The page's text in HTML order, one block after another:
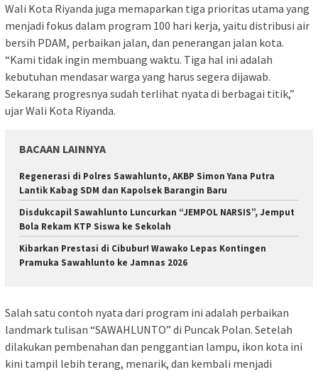
Wali Kota Riyanda juga memaparkan tiga prioritas utama yang
menjadi fokus dalam program 100 hari kerja, yaitu distribusi air
bersih PDAM, perbaikan jalan, dan penerangan jalan kota.
“Kami tidak ingin membuang waktu. Tiga hal ini adalah
kebutuhan mendasar warga yang harus segera dijawab.
Sekarang progresnya sudah terlihat nyata di berbagai titik,”
ujar Wali Kota Riyanda.
BACAAN LAINNYA
Regenerasi di Polres Sawahlunto, AKBP Simon Yana Putra
Lantik Kabag SDM dan Kapolsek Barangin Baru
Disdukcapil Sawahlunto Luncurkan “JEMPOL NARSIS”, Jemput
Bola Rekam KTP Siswa ke Sekolah
Kibarkan Prestasi di Cibubur! Wawako Lepas Kontingen
Pramuka Sawahlunto ke Jamnas 2026
Salah satu contoh nyata dari program ini adalah perbaikan
landmark tulisan “SAWAHLUNTO” di Puncak Polan. Setelah
dilakukan pembenahan dan penggantian lampu, ikon kota ini
kini tampil lebih terang, menarik, dan kembali menjadi